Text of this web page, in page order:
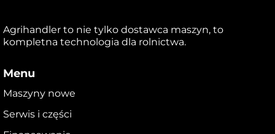
Agrihandler to nie tylko dostawca maszyn, to
kompletna technologia dla rolnictwa.
Menu
Maszyny nowe
Serwis i części